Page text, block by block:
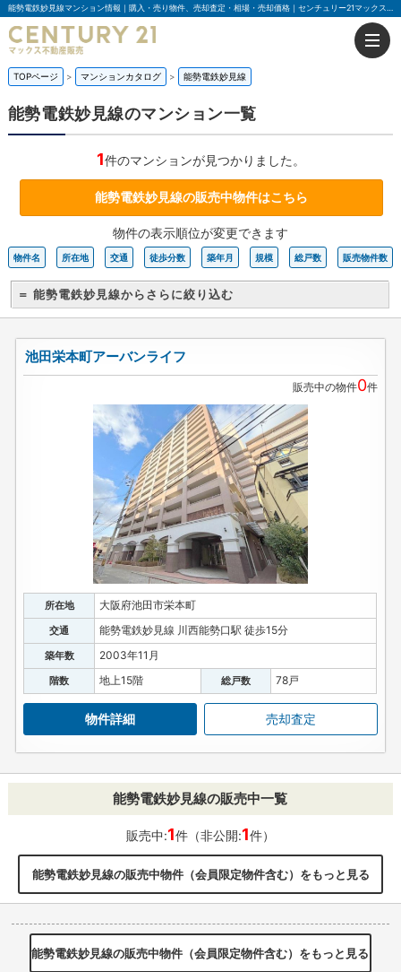
TOPページ マンションカタログ 能勢電鉄妙見線
能勢電鉄妙見線のマンション一覧
1件のマンションが見つかりました。
能勢電鉄妙見線の販売中物件はこちら
物件の表示順位が変更できます
物件名 所在地 交通 徒歩分数 築年月 規模 総戸数 販売物件数
＝ 能勢電鉄妙見線からさらに絞り込む
池田栄本町アーバンライフ
販売中の物件0件
所在地 大阪府池田市栄本町
交通 能勢電鉄妙見線 川西能勢口駅 徒歩15分
築年数 2003年11月
階数 地上15階 総戸数 78戸
物件詳細 売却査定
能勢電鉄妙見線の販売中一覧
販売中:1件（非公開:1件）
能勢電鉄妙見線の販売中物件（会員限定物件含む）をもっと見る
能勢電鉄妙見線の販売中物件（会員限定物件含む）をもっと見る